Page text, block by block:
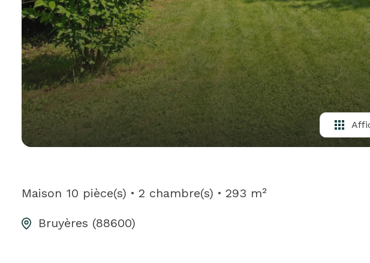
Maison 10 pièce(s) 2 chambre(s) 293 m²
Bruyères (88600)